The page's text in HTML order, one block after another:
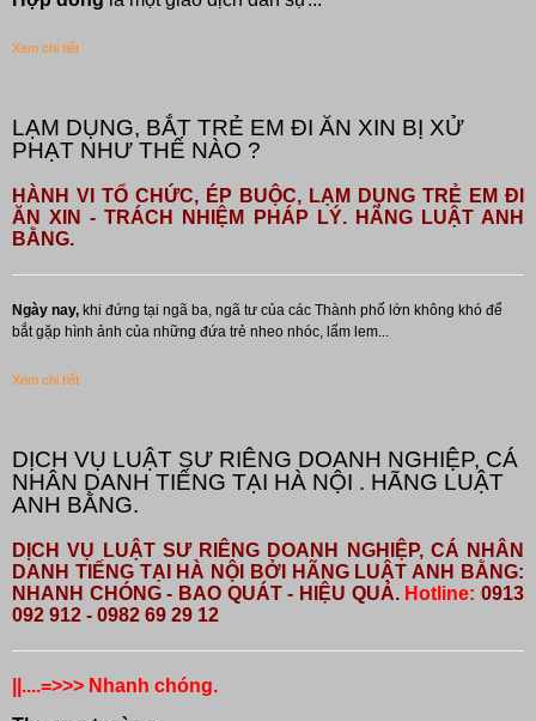
Xem chi tiết
LẠM DỤNG, BẮT TRẺ EM ĐI ĂN XIN BỊ XỬ
PHẠT NHƯ THẾ NÀO ?
HÀNH VI TỔ CHỨC, ÉP BUỘC, LẠM DỤNG TRẺ EM ĐI
ĂN XIN - TRÁCH NHIỆM PHÁP LÝ. HÃNG LUẬT ANH
BẰNG.
Ngày nay, khi đứng tại ngã ba, ngã tư của các Thành phố lớn không khó để
bắt gặp hình ảnh của những đứa trẻ nheo nhóc, lấm lem...
Xem chi tiết
DỊCH VỤ LUẬT SƯ RIÊNG DOANH NGHIỆP, CÁ
NHÂN DANH TIẾNG TẠI HÀ NỘI . HÃNG LUẬT
ANH BẰNG.
DỊCH VỤ LUẬT SƯ RIÊNG DOANH NGHIỆP, CÁ NHÂN
DANH TIẾNG TẠI HÀ NỘI BỞI HÃNG LUẬT ANH BẰNG:
NHANH CHÓNG - BAO QUÁT - HIỆU QUẢ. Hotline: 0913
092 912 - 0982 69 29 12
||....=>>> Nhanh chóng.